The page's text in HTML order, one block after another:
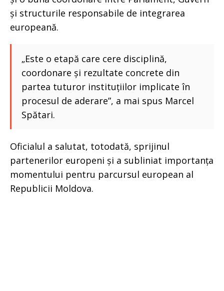
și structurile responsabile de integrarea
europeană.
„Este o etapă care cere disciplină,
coordonare și rezultate concrete din
partea tuturor instituțiilor implicate în
procesul de aderare”, a mai spus Marcel
Spătari.
Oficialul a salutat, totodată, sprijinul
partenerilor europeni și a subliniat importanța
momentului pentru parcursul european al
Republicii Moldova.